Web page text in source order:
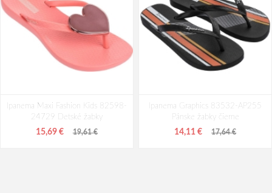
Ipanema Maxi Fashion Kids 82598-
24729 Detské žabky
15,69 € 19,61 €
Ipanema Graphics 83532-AP255
Pánske žabky čierne
14,11 € 17,64 €